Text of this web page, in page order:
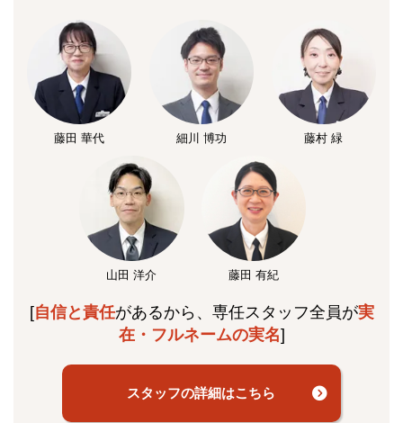
藤田 華代 細川 博功 藤村 緑
山田 洋介 藤田 有紀
[自信と責任があるから、専任スタッフ全員が実
在・フルネームの実名]
スタッフの詳細はこちら